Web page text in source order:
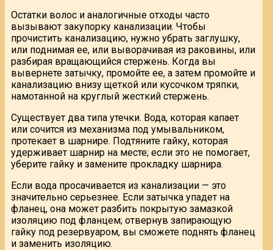
Остатки волос и аналогичные отходы часто
вызывают закупорку канализации. Чтобы
прочистить канализацию, нужно убрать заглушку,
или поднимая ее, или выворачивая из раковины, или
разбирая вращающийся стержень. Когда вы
вывернете затычку, промойте ее, а затем промойте и
канализацию внизу щеткой или кусочком тряпки,
намотанной на круглый жесткий стержень.
Существует два типа утечки. Вода, которая капает
или сочится из механизма под умывальником,
протекает в шарнире. Подтяните гайку, которая
удерживает шарнир на месте; если это не помогает,
уберите гайку и замените прокладку шарнира.
Если вода просачивается из канализации — это
значительно серьезнее. Если затычка упадет на
фланец, она может разбить покрытую замазкой
изоляцию под фланцем; отвернув запирающую
гайку под резервуаром, вы сможете поднять фланец
и заменить изоляцию.